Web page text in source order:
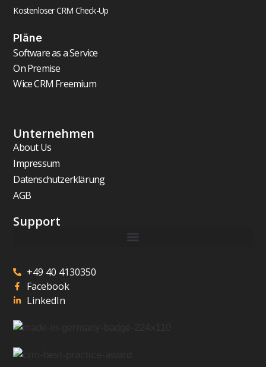
Kostenloser CRM Check-Up
Pläne
Software as a Service
On Premise
Wice CRM Freemium
Unternehmen
About Us
Impressum
Datenschutzerklärung
AGB
Support
+49 40 4130350
Facebook
LinkedIn